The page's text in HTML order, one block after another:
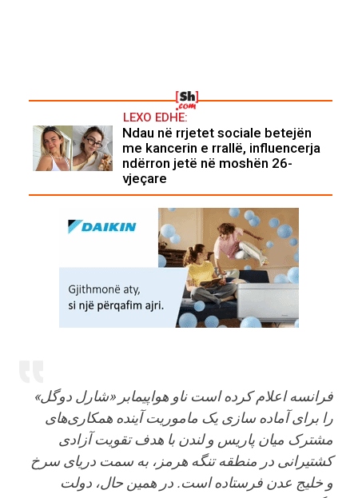
LEXO EDHE:
Ndau në rrjetet sociale betejën
me kancerin e rrallë, influencerja
ndërron jetë në moshën 26-
vjeçare
فرانسه اعلام کرده است ناو هواپیمابر «شارل دوگل»
را برای آماده سازی یک ماموریت آینده همکاری‌های
مشترک میان پاریس و لندن با هدف تقویت آزادی
کشتیرانی در منطقه تنگه هرمز، به سمت دریای سرخ
و خلیج عدن فرستاده است. در همین حال، دولت